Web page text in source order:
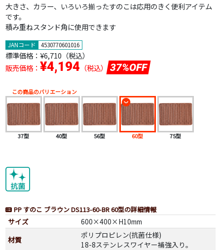
大きさ、カラー、いろいろ揃ったすのこは応用のきく便利アイテム
です。
積み重ねスタンド角に使用できます
JANコード 4530770601016
標準価格： ¥6,710（税込）
販売価格： ¥4,194 （税込） 37%OFF
この商品のバリエーション
37型 40型 56型 60型 75型
PP すのこ ブラウン DS113-60-BR 60型の詳細情報
サイズ
600×400×H10mm
材質
ポリプロピレン(抗菌仕様)
18-8ステンレスワイヤー補強入り。